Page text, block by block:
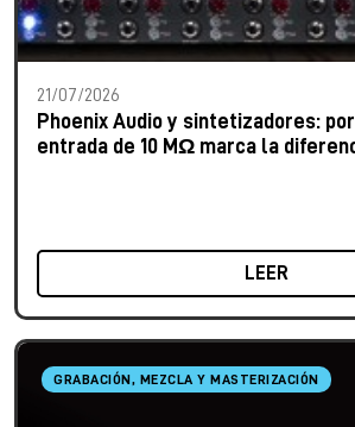
21/07/2026
Phoenix Audio y sintetizadores:
entrada de 10 MΩ marca la
LEER
GRABACIÓN, MEZCLA Y MASTERIZACIÓN